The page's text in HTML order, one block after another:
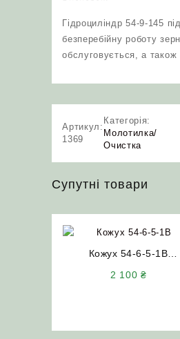
Гідроциліндр 54-9-145
безперебійну роботу
обслуговується, а
Артикул:
1369
Категорія:
Молотилка/
Очистка
Супутні товари
Кожух 54-6-5-1В
комбайна СК-5М Нива
2 100 ₴